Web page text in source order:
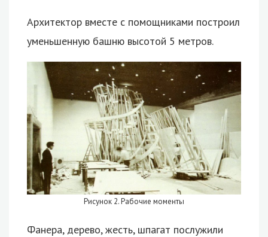
Архитектор вместе с помощниками построил
уменьшенную башню высотой 5 метров.
Рисунок 2. Рабочие моменты
Фанера, дерево, жесть, шпагат послужили